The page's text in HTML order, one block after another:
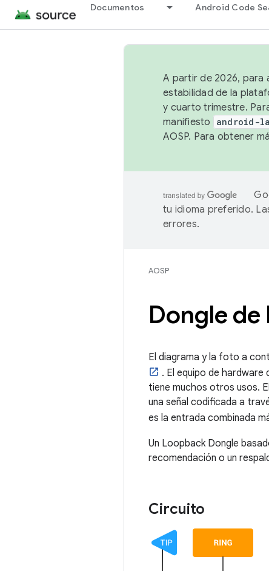
Documentos Android Code
A partir de 2026, para
estabilidad de la
y cuarto trimestre.
manifiesto
android-
AOSP. Para obtener
tu idioma preferido.
errores.
AOSP
Dongle
El diagrama y la foto a
. El equipo de
tiene muchos otros usos.
una señal codificada a
es la entrada combinada
Un Loopback Dongle
recomendación o un
Circuito